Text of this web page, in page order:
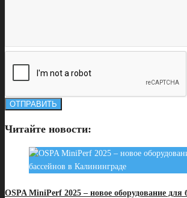
Читайте новости:
OSPA MiniPerf 2025 – новое оборудование для